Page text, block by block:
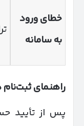
خطای ورود
به سامانه
راهنمای ثبت‌نام
پس از تأیید